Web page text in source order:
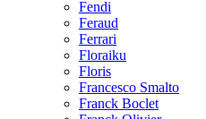
Fendi
Feraud
Ferrari
Floraiku
Floris
Francesco Smalto
Franck Boclet